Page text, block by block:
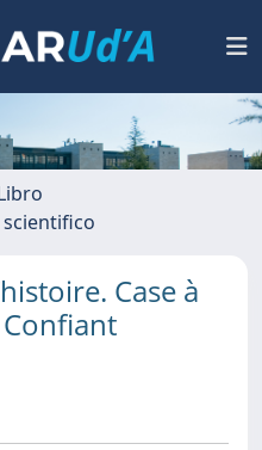
Case à